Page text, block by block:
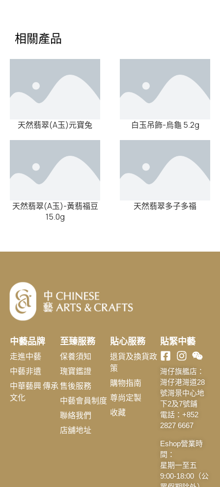
相關產品
天然翡翠(A玉)元寶兔 白玉吊飾-烏龜 5.2g
天然翡翠(A玉)-黃翡福豆
15.0g
天然翡翠多子多福
中藝品牌
走進中藝
中藝非遺
中華藝興 傳承
文化
至臻服務
保養須知
瑰寶鑑證
售後服務
中藝會員制度
聯絡我們
店舖地址
貼心服務
退貨及換貨政
策
購物指南
尊尚定製
收藏
貼緊中藝
灣仔旗艦店：
灣仔港灣道28
號灣景中心地
下2及7號鋪
電話：+852
2827 6667
Eshop營業時
間：
星期一至五
9:00-18:00（公